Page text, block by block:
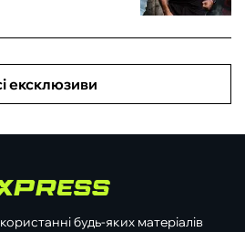
ексклюзиви
будь-яких матеріалів